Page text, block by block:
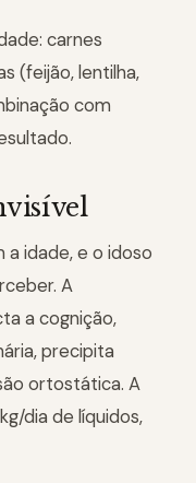
carnes
(feijão, lentilha,
com
a idade, e o idoso
A
a cognição,
precipita
ortostática. A
dia de líquidos,